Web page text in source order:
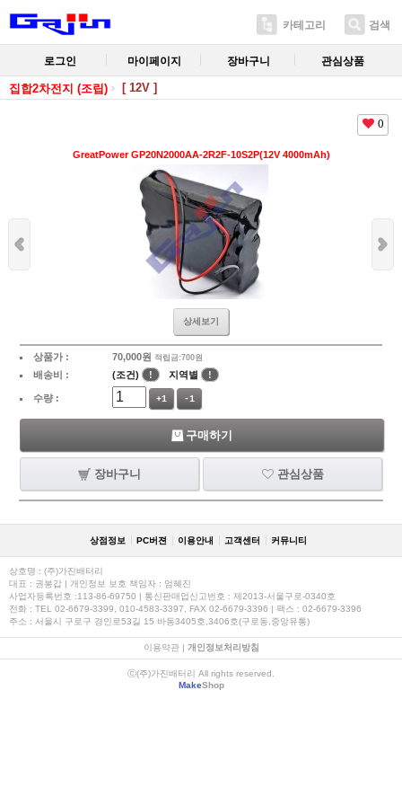
카테고리 검색
로그인 마이페이지 장바구니 관심상품
집합2차전지 (조립) [ 12V ]
0
GreatPower GP20N2000AA-2R2F-10S2P(12V 4000mAh)
상세보기
상품가 : 70,000원 적립금:700원
배송비 : (조건) ! 지역별 !
수량 : +1 -1
구매하기
장바구니 관심상품
상점정보 PC버젼 이용안내 고객센터 커뮤니티
상호명 : (주)가진배터리
대표 : 권봉갑 | 개인정보 보호 책임자 : 엄혜진
사업자등록번호 :113-86-69750 | 통신판매업신고번호 : 제2013-서울구로-0340호
전화 : TEL 02-6679-3399, 010-4583-3397, FAX 02-6679-3396 | 팩스 : 02-6679-3396
주소 : 서울시 구로구 경인로53길 15 바동3405호,3406호(구로동,중앙유통)
이용약관| 개인정보처리방침
ⓒ(주)가진배터리 All rights reserved.
MakeShop